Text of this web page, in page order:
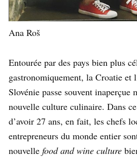
Ana Roš
Entourée par des pays bien plus
gastronomiquement, la Croatie et
Slovénie passe souvent inaperçue
nouvelle culture culinaire. Dans
d’avoir 27 ans, en fait, les chefs
entrepreneurs du monde entier
nouvelle food and wine culture